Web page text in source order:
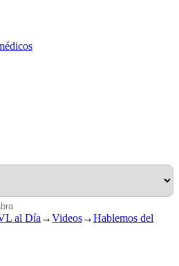
al Día →Videos→Hablemos del